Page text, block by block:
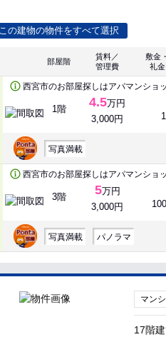
この建物の物件をすべて選択
部屋階
賃料／
管理費
敷金
礼
西宮市のお部屋探しはアパマンショ
1階 4.5万円
3,000円
写真満載
西宮市のお部屋探しはアパマンショ
3階 5万円
3,000円
写真満載 パノラマ
マン
17階